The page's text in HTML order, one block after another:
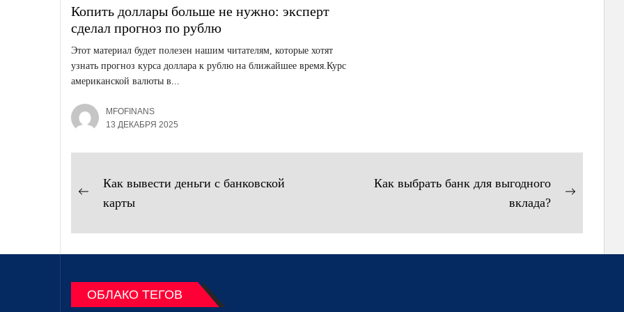
Копить доллары больше не нужно: эксперт
сделал прогноз по рублю
Этот материал будет полезен нашим читателям, которые хотят
узнать прогноз курса доллара к рублю на ближайшее время.Курс
американской валюты в...
MFOFINANS
13 ДЕКАБРЯ 2025
Навигация
записям
Предыдущая
Как вывести деньги с банковской
карты
Как выбрать банк для выгодного
вклада?
ОБЛАКО ТЕГОВ